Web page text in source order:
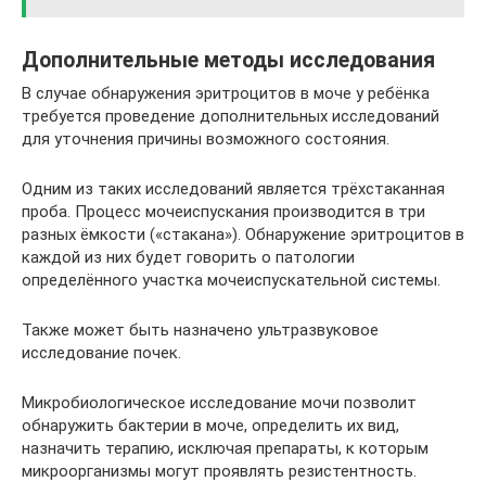
Дополнительные методы исследования
В случае обнаружения эритроцитов в моче у ребёнка
требуется проведение дополнительных исследований
для уточнения причины возможного состояния.
Одним из таких исследований является трёхстаканная
проба. Процесс мочеиспускания производится в три
разных ёмкости («стакана»). Обнаружение эритроцитов в
каждой из них будет говорить о патологии
определённого участка мочеиспускательной системы.
Также может быть назначено ультразвуковое
исследование почек.
Микробиологическое исследование мочи позволит
обнаружить бактерии в моче, определить их вид,
назначить терапию, исключая препараты, к которым
микроорганизмы могут проявлять резистентность.